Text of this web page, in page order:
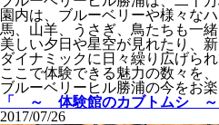
園内は、ブルーベリーや様々な
馬、山羊、うさぎ、鳥たちも一緒
美しい夕日や星空が見れたり、
ダイナミックに日々繰り広げられ
ここで体験できる魅力の数々を
ブルーベリーヒル勝浦の今をお楽
「 ～ 体験館のカブトムシ
2017/07/26